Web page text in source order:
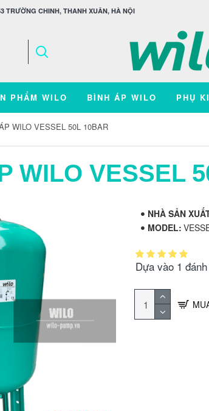
TRƯỜNG CHINH, THANH XUÂN, HÀ NỘI
PHẨM WILO BÌNH ÁP WILO PHỤ
WILO VESSEL 50L 10BAR
WILO VESSEL
NHÀ SẢN
MODEL:
Dựa vào 1